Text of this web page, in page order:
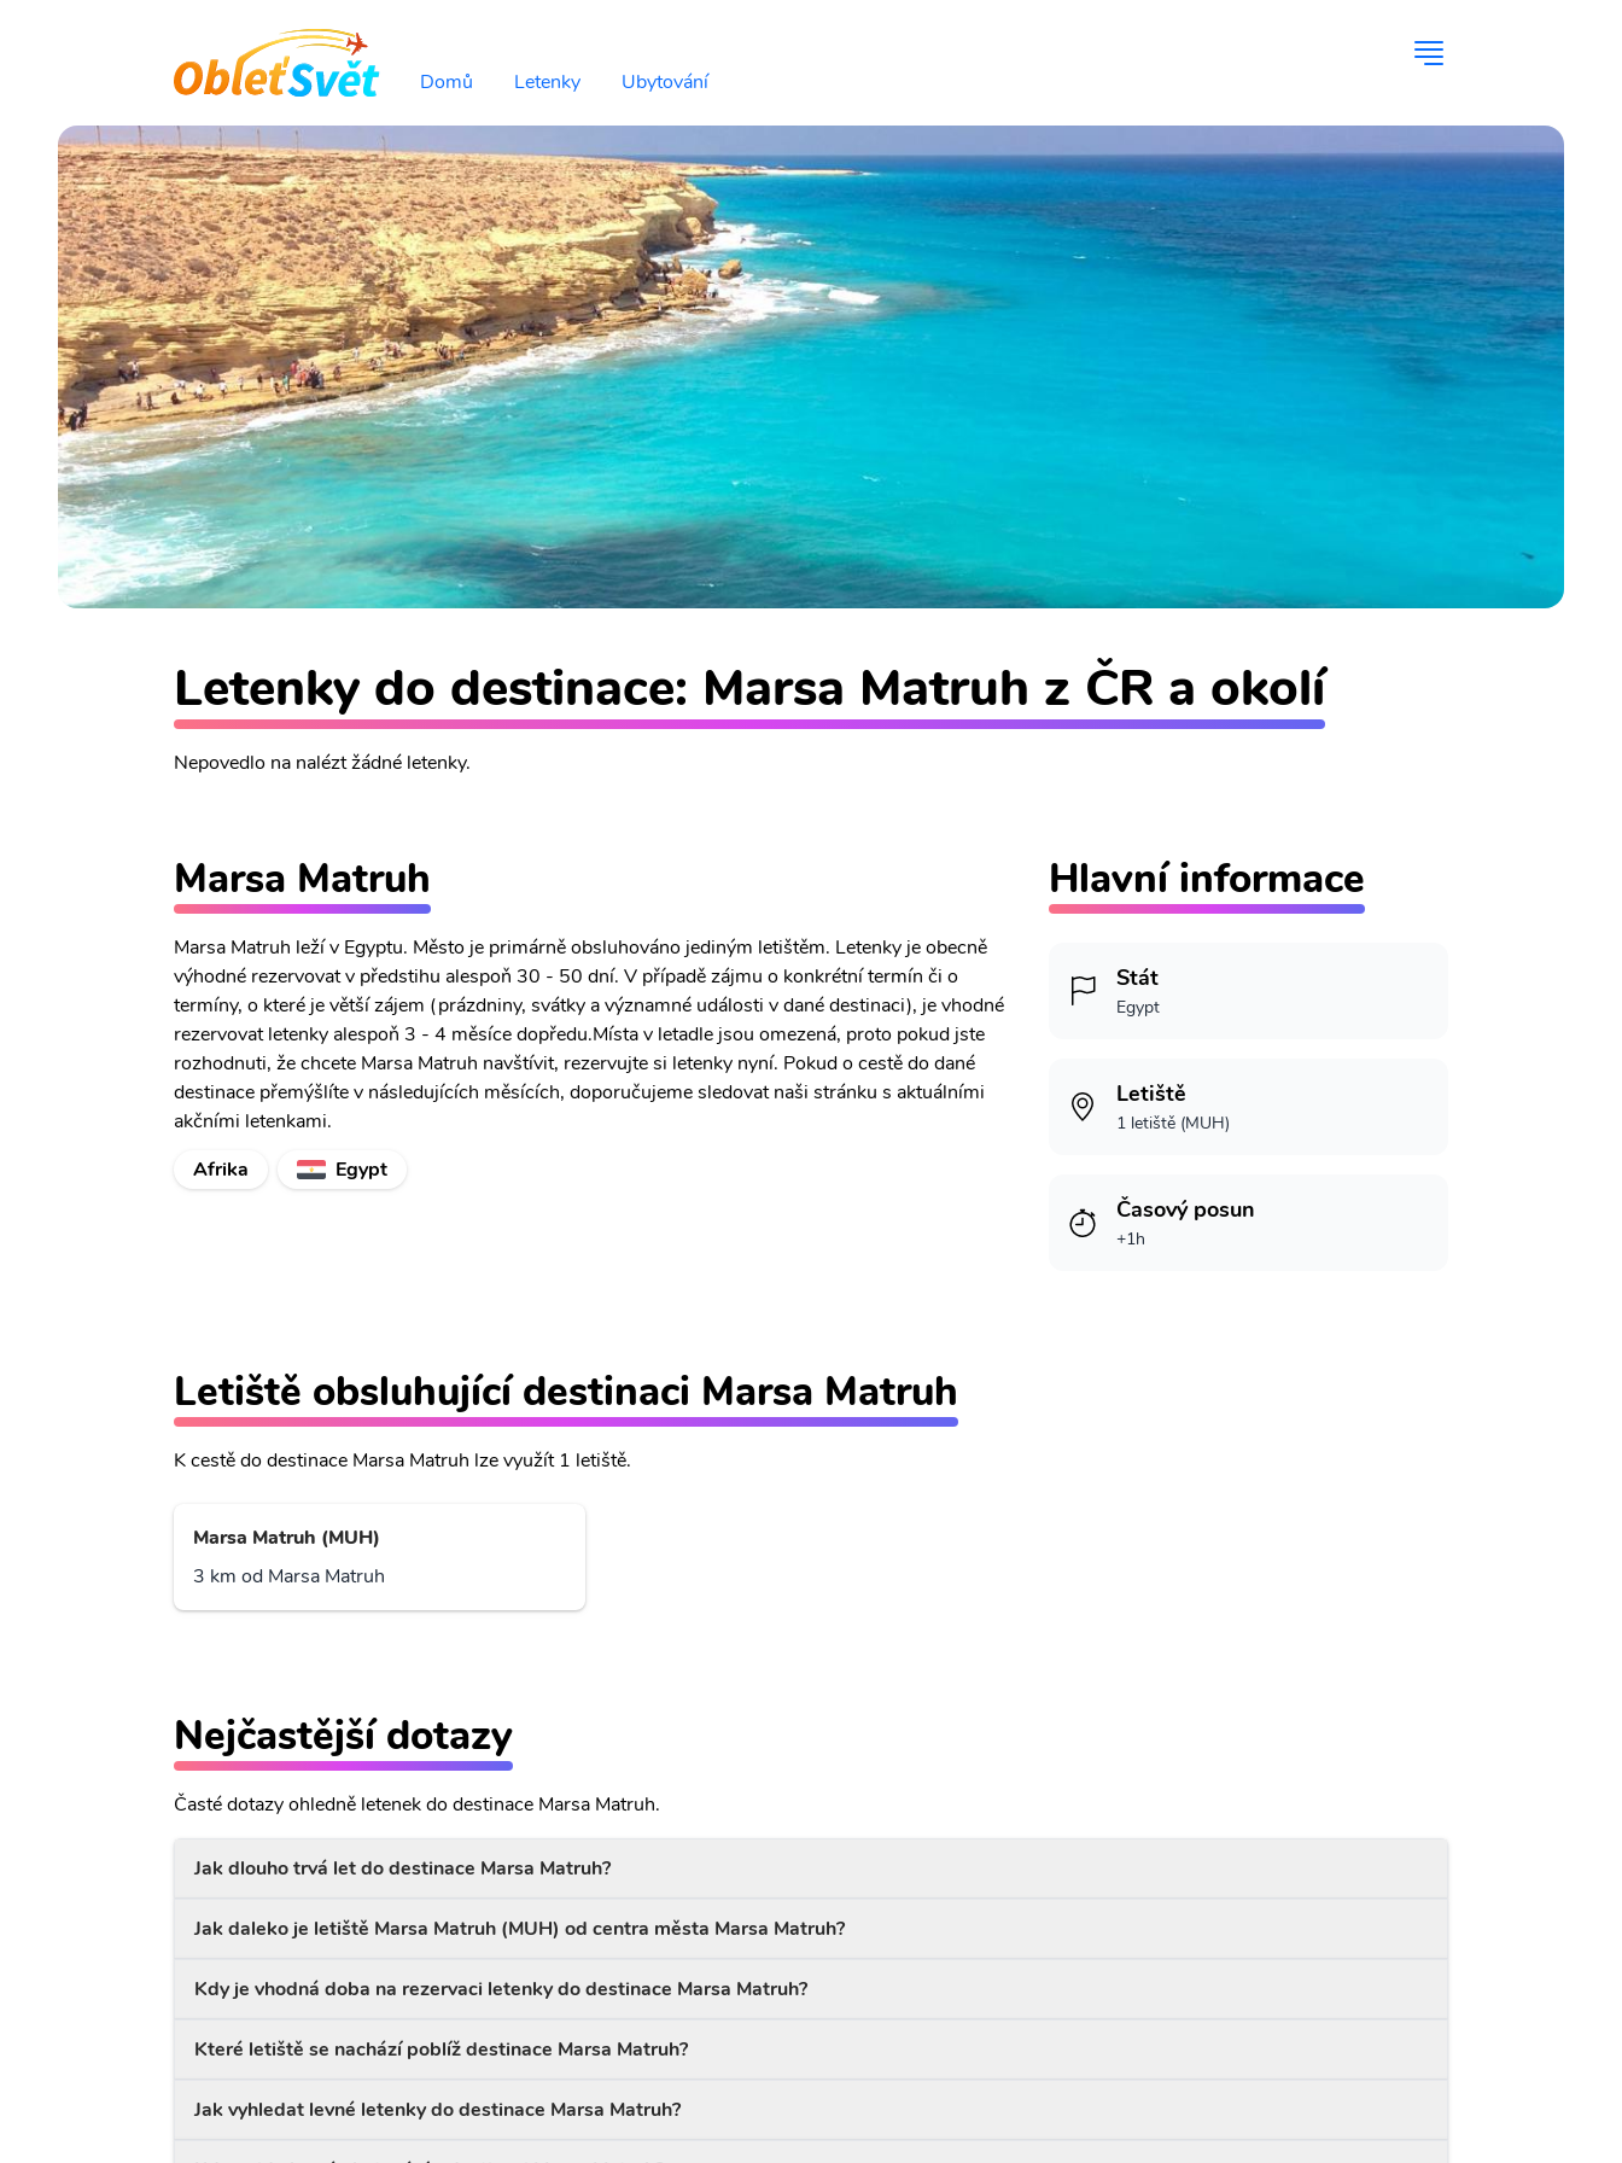
Domů Letenky Ubytování
Letenky do destinace: Marsa Matruh z ČR a okolí
Nepovedlo na nalézt žádné letenky.
Marsa Matruh
Marsa Matruh leží v Egyptu. Město je primárně obsluhováno jediným letištěm. Letenky je obecně
výhodné rezervovat v předstihu alespoň 30 - 50 dní. V případě zájmu o konkrétní termín či o
termíny, o které je větší zájem (prázdniny, svátky a významné události v dané destinaci), je vhodné
rezervovat letenky alespoň 3 - 4 měsíce dopředu.Místa v letadle jsou omezená, proto pokud jste
rozhodnuti, že chcete Marsa Matruh navštívit, rezervujte si letenky nyní. Pokud o cestě do dané
destinace přemýšlíte v následujících měsících, doporučujeme sledovat naši stránku s aktuálními
akčními letenkami.
Afrika
Egypt
Hlavní informace
Stát
Egypt
Letiště
1 letiště (MUH)
Časový posun
+1h
Letiště obsluhující destinaci Marsa Matruh
K cestě do destinace Marsa Matruh lze využít 1 letiště.
Marsa Matruh (MUH)
3 km od Marsa Matruh
Nejčastější dotazy
Časté dotazy ohledně letenek do destinace Marsa Matruh.
Jak dlouho trvá let do destinace Marsa Matruh?
Jak daleko je letiště Marsa Matruh (MUH) od centra města Marsa Matruh?
Kdy je vhodná doba na rezervaci letenky do destinace Marsa Matruh?
Které letiště se nachází poblíž destinace Marsa Matruh?
Jak vyhledat levné letenky do destinace Marsa Matruh?